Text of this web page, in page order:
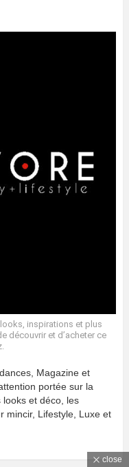
inspirations et plus
découvrir et d’acheter ce
Magazine et
portée sur la
et déco, les
mincir, Lifestyle, Luxe et
close